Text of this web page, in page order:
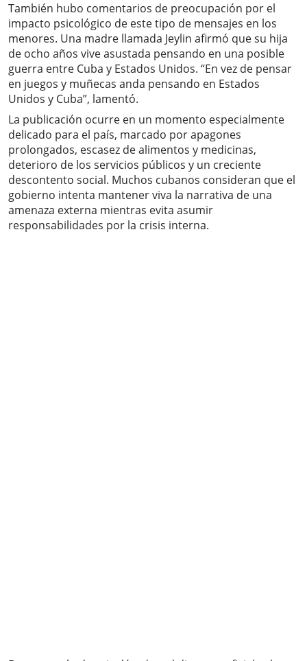
También hubo comentarios de preocupación por el
impacto psicológico de este tipo de mensajes en los
menores. Una madre llamada Jeylin afirmó que su hija
de ocho años vive asustada pensando en una posible
guerra entre Cuba y Estados Unidos. “En vez de pensar
en juegos y muñecas anda pensando en Estados
Unidos y Cuba”, lamentó.
La publicación ocurre en un momento especialmente
delicado para el país, marcado por apagones
prolongados, escasez de alimentos y medicinas,
deterioro de los servicios públicos y un creciente
descontento social. Muchos cubanos consideran que el
gobierno intenta mantener viva la narrativa de una
amenaza externa mientras evita asumir
responsabilidades por la crisis interna.